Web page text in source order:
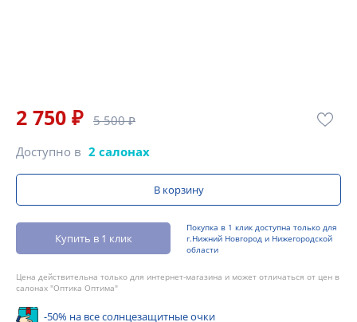
2 750 ₽ 5 500 ₽
Доступно в 2 салонах
В корзину
Купить в 1 клик
Покупка в 1 клик доступна только для
г.Нижний Новгород и Нижегородской
области
Цена действительна только для интернет-магазина и может отличаться от цен в
салонах "Оптика Оптима"
-50% на все солнцезащитные очки